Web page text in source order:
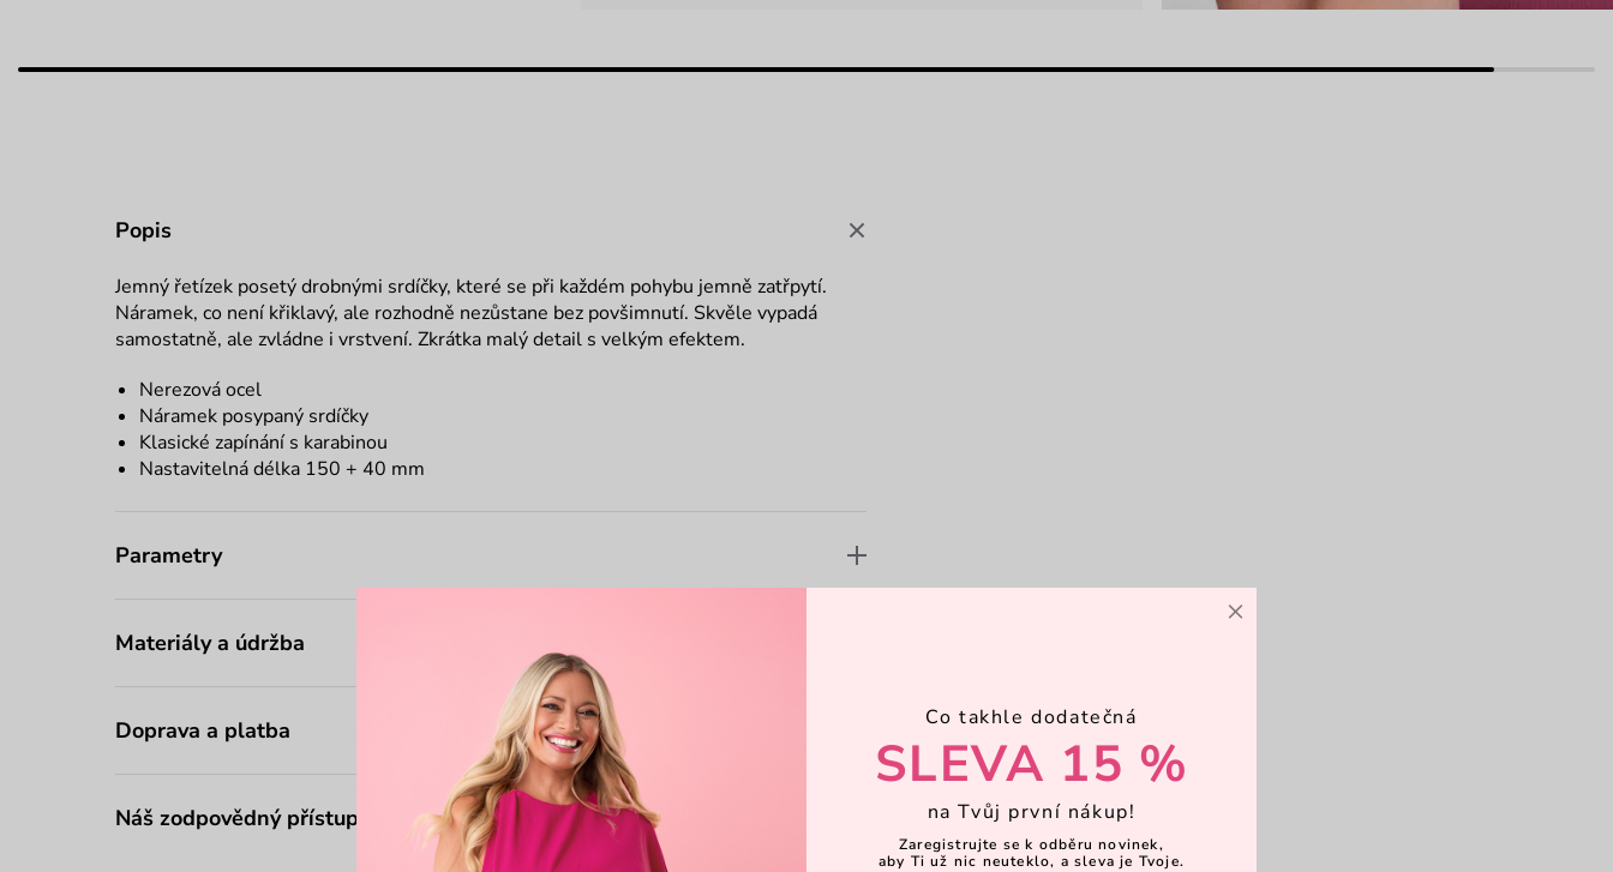
Popis
Jemný řetízek posetý drobnými srdíčky, které se při každém pohybu jemně zatřpytí.
Náramek, co není křiklavý, ale rozhodně nezůstane bez povšimnutí. Skvěle vypadá
samostatně, ale zvládne i vrstvení. Zkrátka malý detail s velkým efektem.
Nerezová ocel
Náramek posypaný srdíčky
Klasické zapínání s karabinou
Nastavitelná délka 150 + 40 mm
Parametry
Materiály a údržba
Doprava a platba
Náš zodpovědný přístup
×
Co takhle dodatečná
SLEVA 15 %
na Tvůj první nákup!
Zaregistrujte se k odběru novinek,
aby Ti už nic neuteklo, a sleva je Tvoje.